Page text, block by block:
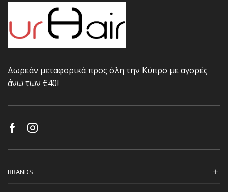
Δωρεάν μεταφορικά προς όλη την Κύπρο με αγορές
άνω των €40!
BRANDS